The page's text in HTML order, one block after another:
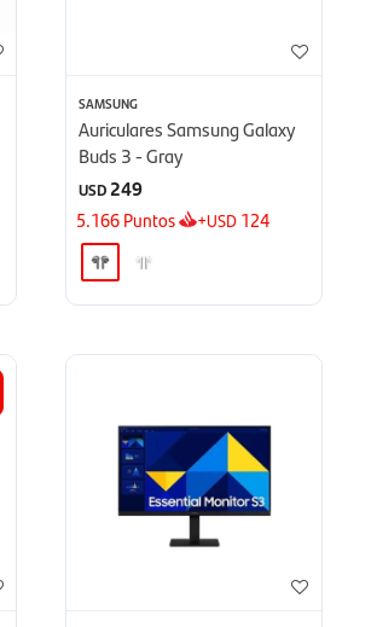
SAMSUNG
Auriculares Samsung Galaxy
Buds 3 - Gray
USD249
5.166Puntos +USD 124